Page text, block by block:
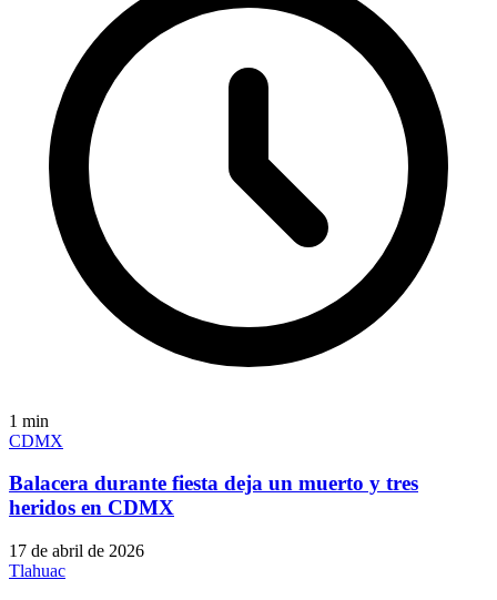
1 min
CDMX
Balacera durante fiesta deja un muerto y tres
heridos en CDMX
17 de abril de 2026
Tlahuac